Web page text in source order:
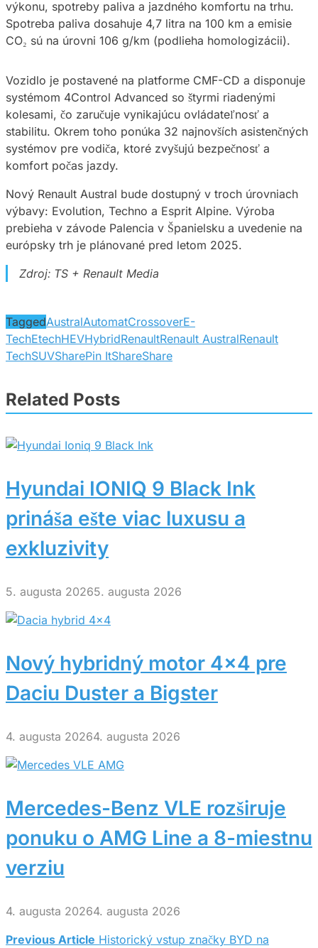
výkonu, spotreby paliva a jazdného komfortu na trhu.
Spotreba paliva dosahuje 4,7 litra na 100 km a emisie
CO₂ sú na úrovni 106 g/km (podlieha homologizácii).
Vozidlo je postavené na platforme CMF-CD a disponuje
systémom 4Control Advanced so štyrmi riadenými
kolesami, čo zaručuje vynikajúcu ovládateľnosť a
stabilitu. Okrem toho ponúka 32 najnovších asistenčných
systémov pre vodiča, ktoré zvyšujú bezpečnosť a
komfort počas jazdy.
Nový Renault Austral bude dostupný v troch úrovniach
výbavy: Evolution, Techno a Esprit Alpine. Výroba
prebieha v závode Palencia v Španielsku a uvedenie na
európsky trh je plánované pred letom 2025.
Zdroj: TS + Renault Media
TaggedAustralAutomatCrossoverE-
TechEtechHEVHybridRenaultRenault AustralRenault
TechSUVSharePin ItShareShare
Related Posts
Hyundai IONIQ 9 Black Ink
prináša ešte viac luxusu a
exkluzivity
5. augusta 20265. augusta 2026
Nový hybridný motor 4×4 pre
Daciu Duster a Bigster
4. augusta 20264. augusta 2026
Mercedes-Benz VLE rozširuje
ponuku o AMG Line a 8-miestnu
verziu
4. augusta 20264. augusta 2026
Previous Article Historický vstup značky BYD na